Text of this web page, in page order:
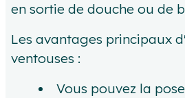
en sortie de douche ou de
Les avantages principaux
ventouses :
Vous pouvez la